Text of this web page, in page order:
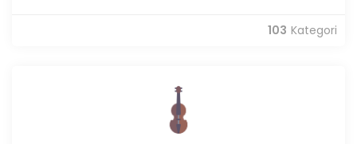
103 Kategori